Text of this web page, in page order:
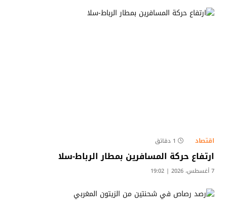
اقتصاد 1 دقائق
ارتفاع حركة المسافرين بمطار الرباط-سلا
7 أغسطس، 2026 | 19:02